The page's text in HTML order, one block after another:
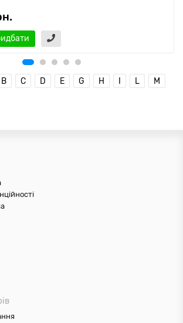
B C D E G H I L
M